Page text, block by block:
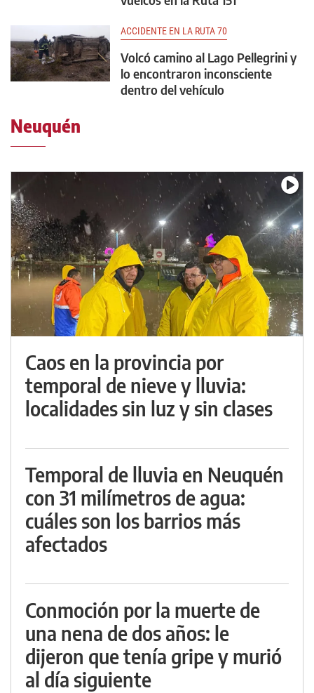
ACCIDENTE EN LA RUTA 70
Volcó camino al Lago Pellegrini y
lo encontraron inconsciente
dentro del vehículo
Neuquén
Caos en la provincia por
temporal de nieve y lluvia:
localidades sin luz y sin clases
Temporal de lluvia en Neuquén
con 31 milímetros de agua:
cuáles son los barrios más
afectados
Conmoción por la muerte de
una nena de dos años: le
dijeron que tenía gripe y murió
al día siguiente